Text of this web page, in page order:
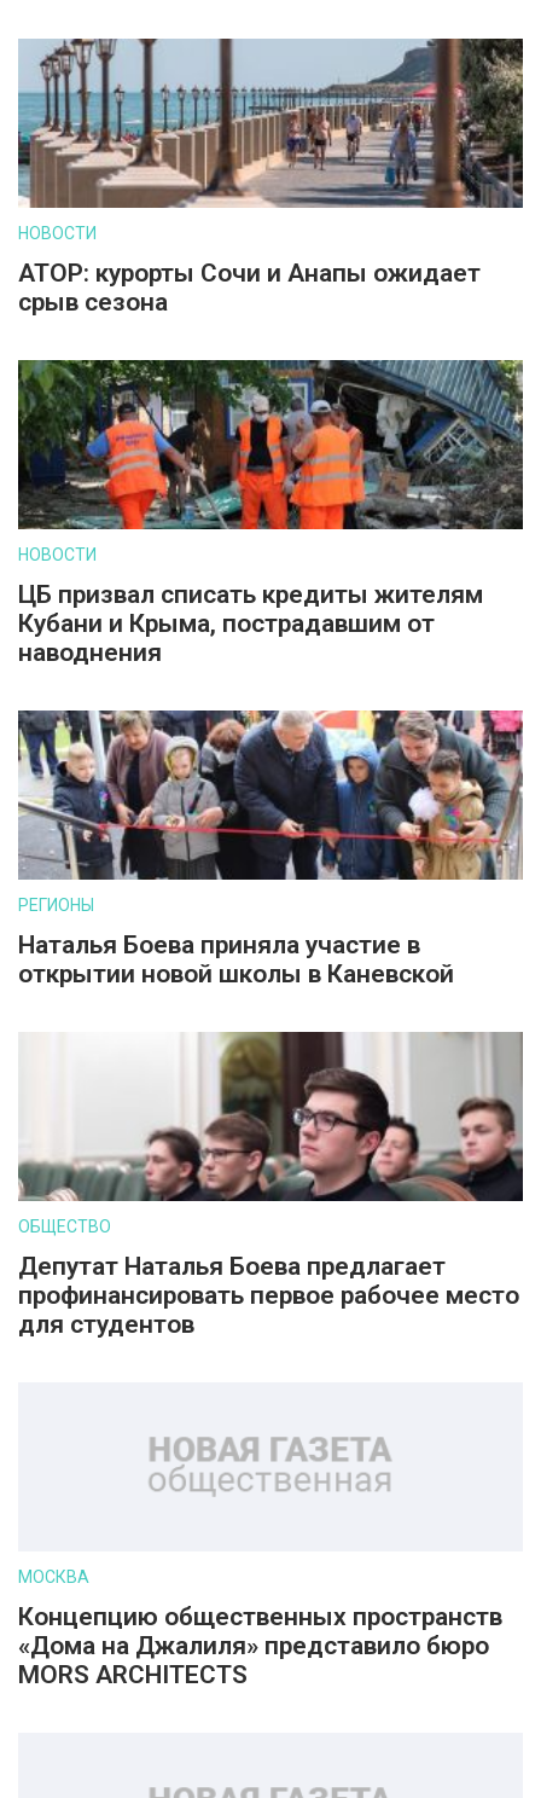
НОВОСТИ
АТОР: курорты Сочи и Анапы ожидает
срыв сезона
НОВОСТИ
ЦБ призвал списать кредиты жителям
Кубани и Крыма, пострадавшим от
наводнения
РЕГИОНЫ
Наталья Боева приняла участие в
открытии новой школы в Каневской
ОБЩЕСТВО
Депутат Наталья Боева предлагает
профинансировать первое рабочее место
для студентов
МОСКВА
Концепцию общественных пространств
«Дома на Джалиля» представило бюро
MORS ARCHITECTS